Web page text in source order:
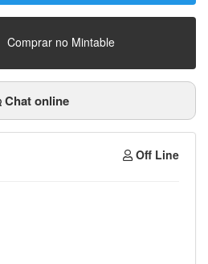
Comprar no Mintable
Chat online
Off Line